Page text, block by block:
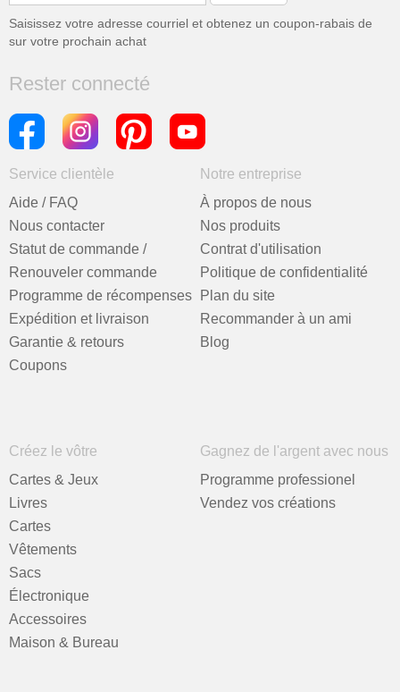
Saisissez votre adresse courriel et obtenez un coupon-rabais de
sur votre prochain achat
Rester connecté
Service clientèle
Aide / FAQ
Nous contacter
Statut de commande /
Renouveler commande
Programme de récompenses
Expédition et livraison
Garantie & retours
Coupons
Notre entreprise
À propos de nous
Nos produits
Contrat d'utilisation
Politique de confidentialité
Plan du site
Recommander à un ami
Blog
Créez le vôtre
Cartes & Jeux
Livres
Cartes
Vêtements
Sacs
Électronique
Accessoires
Maison & Bureau
Gagnez de l'argent avec nous
Programme professionel
Vendez vos créations